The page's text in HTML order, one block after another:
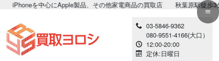
を中心にApple製品、その他家電商品の買取店 秋葉原駅徒歩3分!!高価現
03-5846-9362
080-9551-4166(大口）
12:00-20:00
定休:日曜日